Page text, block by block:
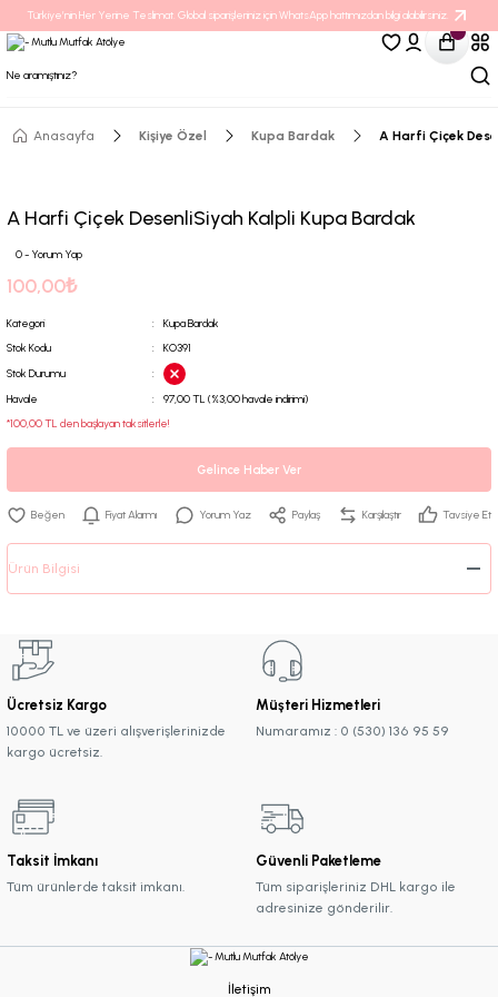
Türkiye’nin Her Yerine Teslimat. Global siparişleriniz için WhatsApp hattımızdan bilgi alabilirsiniz.
Anasayfa Kişiye Özel Kupa Bardak A Harfi Çiçek
A Harfi Çiçek DesenliSiyah Kalpli Kupa Bardak
0 - Yorum Yap
100,00₺
Kategori
Kupa Bardak
Stok Kodu
KO391
Stok Durumu
Havale
97,00 TL (%3,00 havale indirimi)
*100,00 TL den başlayan taksitlerle!
Gelince Haber Ver
Fiyat Alarmı Yorum Yaz Paylaş Karşılaştır Tavsiye Et
Ürün Bilgisi
Ücretsiz Kargo
10000 TL ve üzeri alışverişlerinizde
kargo ücretsiz.
Müşteri Hizmetleri
Numaramız : 0 (530) 136 95 59
Taksit İmkanı
Tüm ürünlerde taksit imkanı.
Güvenli Paketleme
Tüm siparişleriniz DHL kargo ile
adresinize gönderilir.
İletişim